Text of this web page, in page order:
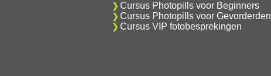
Cursus Photopills voor Beginners
Cursus Photopills voor Gevorderden
Cursus VIP fotobesprekingen